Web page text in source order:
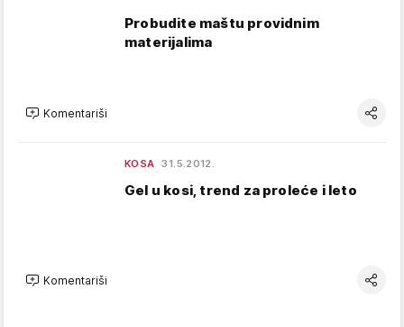
Probudite maštu providnim
materijalima
Komentariši
KOSA 31.5.2012.
Gel u kosi, trend za proleće i leto
Komentariši